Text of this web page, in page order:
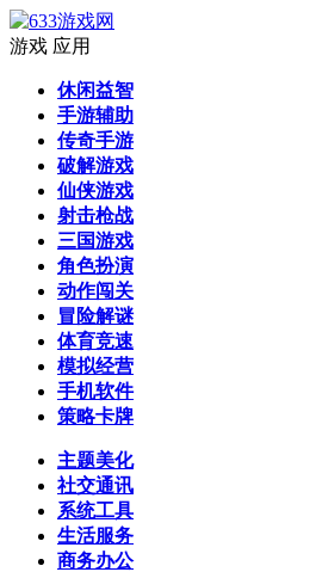
游戏 应用
休闲益智
手游辅助
传奇手游
破解游戏
仙侠游戏
射击枪战
三国游戏
角色扮演
动作闯关
冒险解谜
体育竞速
模拟经营
手机软件
策略卡牌
主题美化
社交通讯
系统工具
生活服务
商务办公